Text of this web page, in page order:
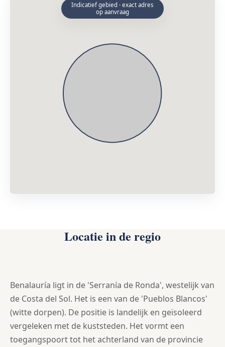
Indicatief gebied · exact adres
op aanvraag
Locatie in de regio
Benalauría ligt in de 'Serranía de Ronda', westelijk van
de Costa del Sol. Het is een van de 'Pueblos Blancos'
(witte dorpen). De positie is landelijk en geïsoleerd
vergeleken met de kuststeden. Het vormt een
toegangspoort tot het achterland van de provincie